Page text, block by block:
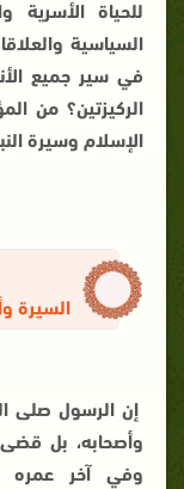
للحياة الأسرية
السياسية
في سير جميع
الركيزتين؟ من
الإسلام وسيرة
السيرة
إن الرسول صلى
وأصحابه، بل
وفي آخر عمره